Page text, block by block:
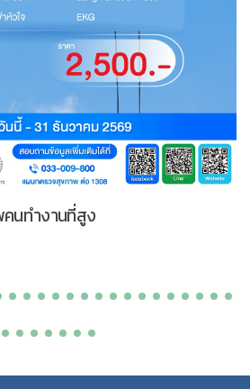
นทำงานที่สูง